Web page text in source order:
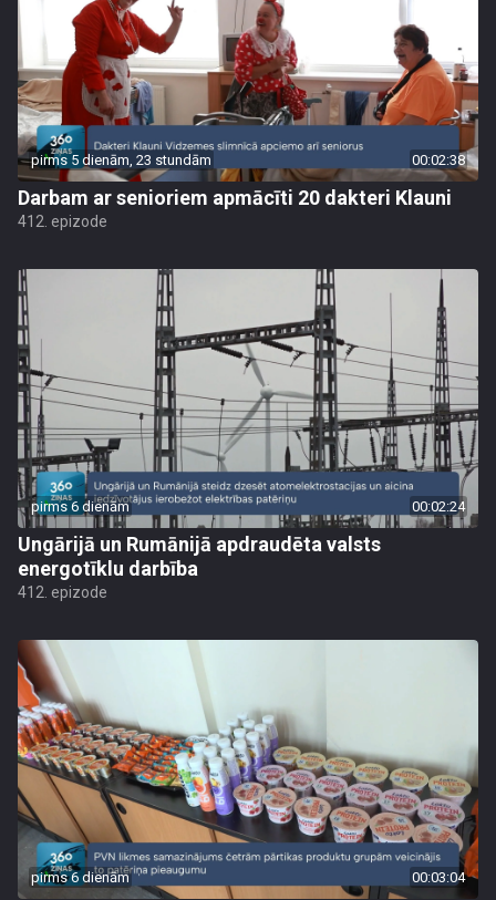
pirms 5 dienām, 23 stundām 00:02:38
Darbam ar senioriem apmācīti 20 dakteri Klauni
412. epizode
pirms 6 dienām 00:02:24
Ungārijā un Rumānijā apdraudēta valsts
energotīklu darbība
412. epizode
pirms 6 dienām 00:03:04